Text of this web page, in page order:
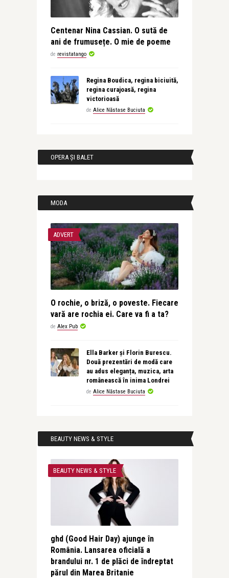
Centenar Nina Cassian. O sută de
ani de frumusețe. O mie de poeme
de revistatango
Regina Boudica, regina biciuită,
regina curajoasă, regina
victorioasă
de Alice Năstase Buciuta
OPERA ȘI BALET
MODA
ADVERT
O rochie, o briză, o poveste. Fiecare
vară are rochia ei. Care va fi a ta?
de Alex Pub
Ella Barker și Florin Burescu.
Două prezentări de modă care
au adus eleganța, muzica, arta
românească în inima Londrei
de Alice Năstase Buciuta
BEAUTY NEWS & STYLE
BEAUTY NEWS & STYLE
ghd (Good Hair Day) ajunge în
România. Lansarea oficială a
brandului nr. 1 de plăci de îndreptat
părul din Marea Britanie